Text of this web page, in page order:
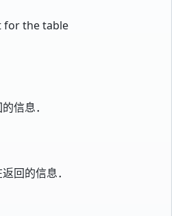
for the table
信息．
回的信息．